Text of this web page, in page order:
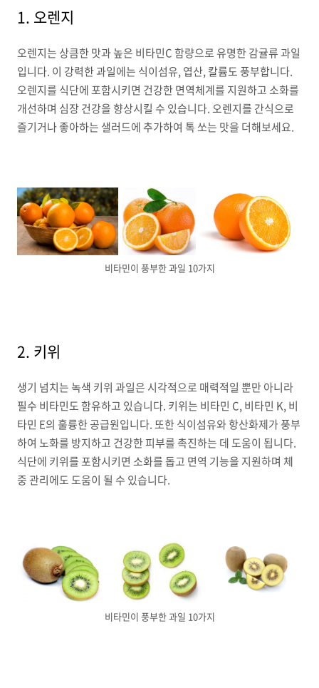
1. 오렌지
오렌지는 상큼한 맛과 높은 비타민C 함량으로 유명한 감귤류 과일
입니다. 이 강력한 과일에는 식이섬유, 엽산, 칼륨도 풍부합니다.
오렌지를 식단에 포함시키면 건강한 면역체계를 지원하고 소화를
개선하며 심장 건강을 향상시킬 수 있습니다. 오렌지를 간식으로
즐기거나 좋아하는 샐러드에 추가하여 톡 쏘는 맛을 더해보세요.
비타민이 풍부한 과일 10가지
2. 키위
생기 넘치는 녹색 키위 과일은 시각적으로 매력적일 뿐만 아니라
필수 비타민도 함유하고 있습니다. 키위는 비타민 C, 비타민 K, 비
타민 E의 훌륭한 공급원입니다. 또한 식이섬유와 항산화제가 풍부
하여 노화를 방지하고 건강한 피부를 촉진하는 데 도움이 됩니다.
식단에 키위를 포함시키면 소화를 돕고 면역 기능을 지원하며 체
중 관리에도 도움이 될 수 있습니다.
비타민이 풍부한 과일 10가지